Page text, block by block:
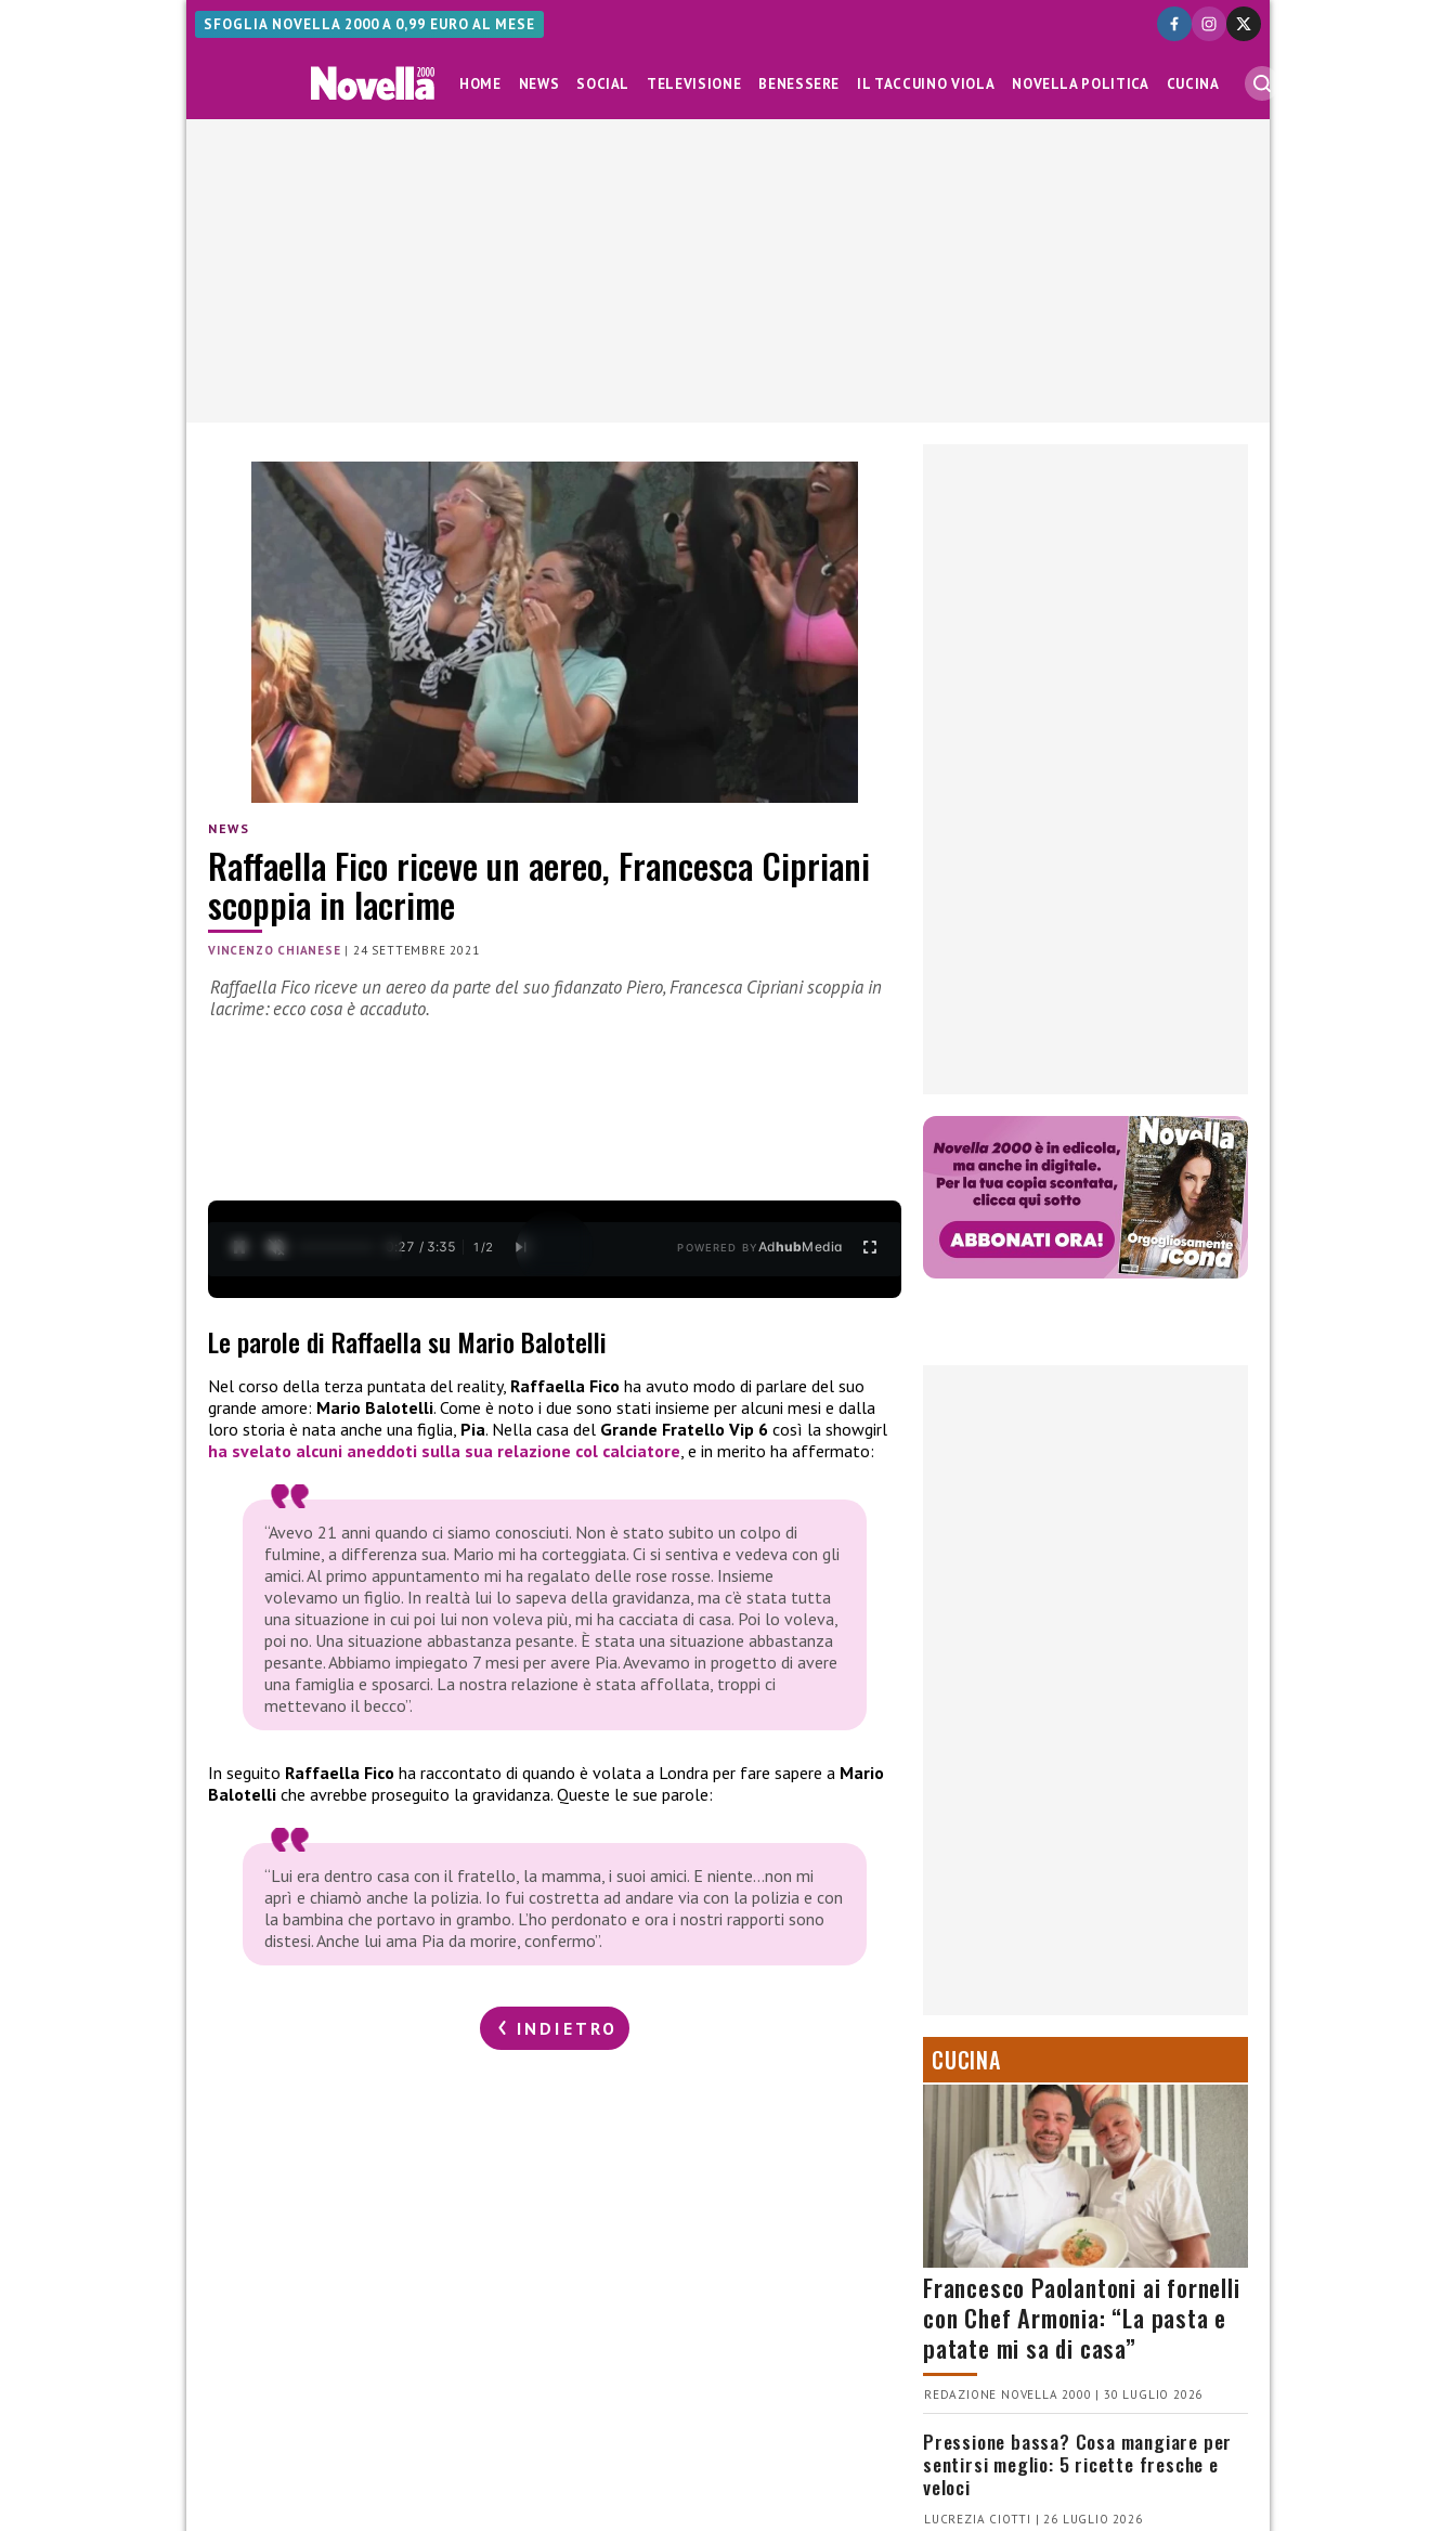
SFOGLIA NOVELLA 2000 A 0,99 EURO AL MESE
HOME NEWS SOCIAL TELEVISIONE BENESSERE IL TACCUINO VIOLA NOVELLA POLITICA CUCINA
NEWS
Raffaella Fico riceve un aereo, Francesca Cipriani
scoppia in lacrime
VINCENZO CHIANESE |24 SETTEMBRE 2021
Raffaella Fico riceve un aereo da parte del suo fidanzato Piero, Francesca Cipriani scoppia in
lacrime: ecco cosa è accaduto.
0:28 / 3:35 1 /2 POWERED BYAdhubMedia
Le parole di Raffaella su Mario Balotelli
Nel corso della terza puntata del reality, Raffaella Fico ha avuto modo di parlare del suo
grande amore: Mario Balotelli. Come è noto i due sono stati insieme per alcuni mesi e dalla
loro storia è nata anche una figlia, Pia. Nella casa del Grande Fratello Vip 6 così la showgirl
ha svelato alcuni aneddoti sulla sua relazione col calciatore, e in merito ha affermato:
“Avevo 21 anni quando ci siamo conosciuti. Non è stato subito un colpo di
fulmine, a differenza sua. Mario mi ha corteggiata. Ci si sentiva e vedeva con gli
amici. Al primo appuntamento mi ha regalato delle rose rosse. Insieme
volevamo un figlio. In realtà lui lo sapeva della gravidanza, ma c’è stata tutta
una situazione in cui poi lui non voleva più, mi ha cacciata di casa. Poi lo voleva,
poi no. Una situazione abbastanza pesante. È stata una situazione abbastanza
pesante. Abbiamo impiegato 7 mesi per avere Pia. Avevamo in progetto di avere
una famiglia e sposarci. La nostra relazione è stata affollata, troppi ci
mettevano il becco”.
In seguito Raffaella Fico ha raccontato di quando è volata a Londra per fare sapere a Mario
Balotelli che avrebbe proseguito la gravidanza. Queste le sue parole:
“Lui era dentro casa con il fratello, la mamma, i suoi amici. E niente…non mi
aprì e chiamò anche la polizia. Io fui costretta ad andare via con la polizia e con
la bambina che portavo in grambo. L’ho perdonato e ora i nostri rapporti sono
distesi. Anche lui ama Pia da morire, confermo”.
INDIETRO
CUCINA
Francesco Paolantoni ai fornelli
con Chef Armonia: “La pasta e
patate mi sa di casa”
REDAZIONE NOVELLA 2000 | 30 LUGLIO 2026
Pressione bassa? Cosa mangiare per
sentirsi meglio: 5 ricette fresche e
veloci
LUCREZIA CIOTTI | 26 LUGLIO 2026